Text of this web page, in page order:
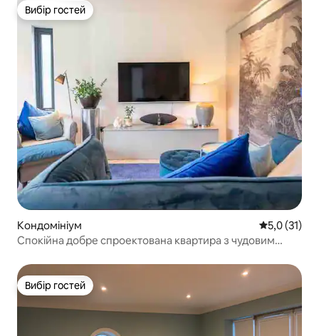
Вибір гостей
Вибір гостей
Кондомініум Середня
5,0 (31)
Спокійна добре спроектована квартира з чудовим
Вибір гостей
Вибір гостей